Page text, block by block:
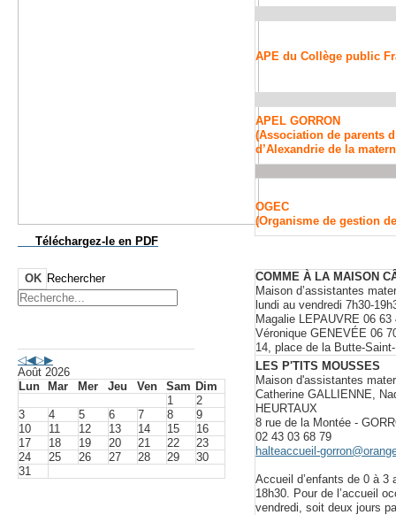
Téléchargez-le en PDF
OK Rechercher
Août 2026
Lun
Mar Mer Jeu Ven Sam Dim
1
2
3
4 5 6 7 8
9
10
11 12 13 14 15
16
17
18 19 20 21 22
23
24
25 26 27 28 29
30
31
APE du Collège public
APEL GORRON
(Association de parents
d’Alexandrie de la
OGEC
(Organisme de gestion
COMME À LA MAISON
Maison d’assistantes
lundi au vendredi 7h30-
Magalie LEPAUVRE 06 63
Véronique GENEVÉE 06
14, place de la Butte-
LES P'TITS MOUSSES
Maison d'assistantes
Catherine GALLIENNE,
HEURTAUX
8 rue de la Montée -
02 43 03 68 79
halteaccueil-
Accueil d’enfants de 0 à 3
18h30. Pour de l’accueil
vendredi, soit deux jours